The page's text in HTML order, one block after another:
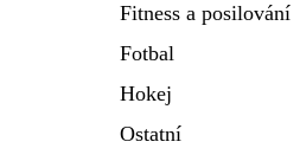
Fitness a posilování
Fotbal
Hokej
Ostatní